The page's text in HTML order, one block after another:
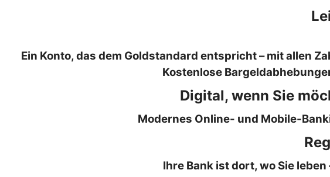
Ein Konto, das dem Goldstandard entspricht – mit allen
Kostenlose
Digital, wenn Sie
Modernes Online- und Mobile-
Ihre Bank ist dort, wo Sie